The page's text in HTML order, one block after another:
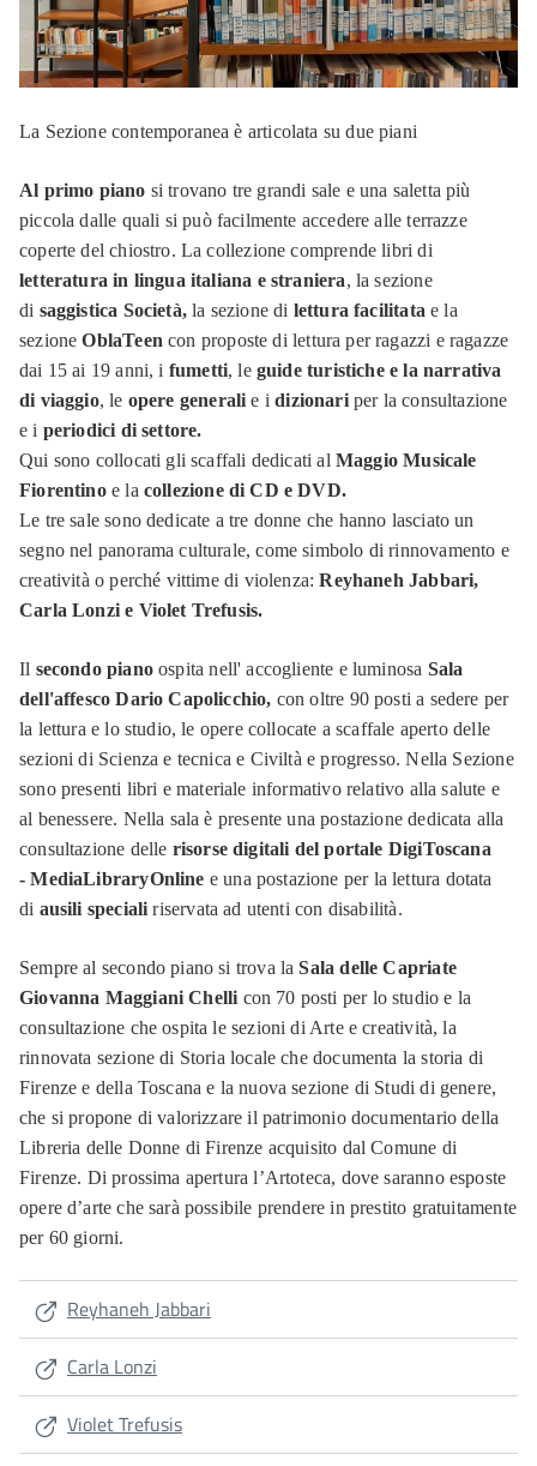
La Sezione contemporanea è articolata su due piani
Al primo piano si trovano tre grandi sale e una saletta più
piccola dalle quali si può facilmente accedere alle terrazze
coperte del chiostro. La collezione comprende libri di
letteratura in lingua italiana e straniera, la sezione
di saggistica Società,la sezione di lettura facilitatae la
sezioneOblaTeen con proposte di lettura per ragazzi e ragazze
dai 15 ai 19 anni, i fumetti, le guide turistiche e la narrativa
di viaggio, le opere generali e i dizionariper la consultazione
e i periodici di settore.
Qui sono collocati gli scaffali dedicati al Maggio Musicale
Fiorentino e la collezione di CD e DVD.
Le tre sale sono dedicate a tre donne che hanno lasciato un
segno nel panorama culturale, come simbolo di rinnovamento e
creatività o perché vittime di violenza:Reyhaneh Jabbari,
Carla Lonzi e Violet Trefusis.
Il secondo pianoospita nell' accogliente e luminosa Sala
dell'affesco Dario Capolicchio, con oltre 90 posti a sedere per
la lettura e lo studio, le opere collocate a scaffale aperto delle
sezioni di Scienza e tecnica e Civiltà e progresso. Nella Sezione
sono presenti libri e materiale informativo relativo alla salute e
al benessere. Nella sala è presente una postazione dedicata alla
consultazione delle risorse digitali del portale DigiToscana
- MediaLibraryOnline e una postazione per la lettura dotata
di ausili speciali riservata ad utenti con disabilità.
Sempre al secondo piano si trova laSala delle Capriate
Giovanna Maggiani Chelli con 70 posti per lo studio e la
consultazione che ospita le sezioni di Arte e creatività, la
rinnovata sezione di Storia locale che documenta la storia di
Firenze e della Toscana e la nuova sezione di Studi di genere,
che si propone di valorizzare il patrimonio documentario della
Libreria delle Donne di Firenze acquisito dal Comune di
Firenze. Di prossima apertura l’Artoteca, dove saranno esposte
opere d’arte che sarà possibile prendere in prestito gratuitamente
per 60 giorni.
Reyhaneh Jabbari
Carla Lonzi
Violet Trefusis